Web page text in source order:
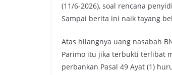
(11/6-2026), soal rencana
Sampai berita ini naik tayang
Atas hilangnya uang nasabah
Parimo itu jika terbukti terlibat
perbankan Pasal 49 Ayat (1)